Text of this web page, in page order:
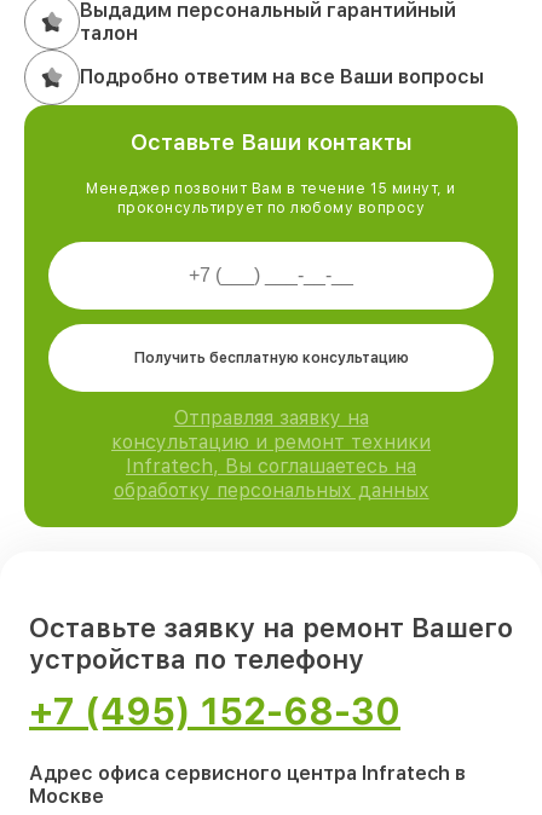
Выдадим персональный гарантийный
талон
Подробно ответим на все Ваши вопросы
Оставьте Ваши контакты
Менеджер позвонит Вам в течение 15 минут, и
проконсультирует по любому вопросу
Получить бесплатную консультацию
Отправляя заявку на
консультацию и ремонт техники
Infratech, Вы соглашаетесь на
обработку персональных данных
Оставьте заявку на ремонт Вашего
устройства по телефону
+7 (495) 152-68-30
Адрес офиса сервисного центра Infratech в
Москве